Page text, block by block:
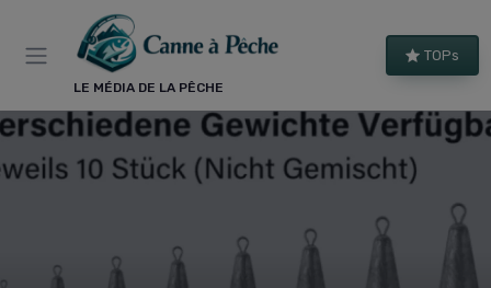
LE MÉDIA DE LA PÊCHE
TOPs
Panneau de gestion des cookies